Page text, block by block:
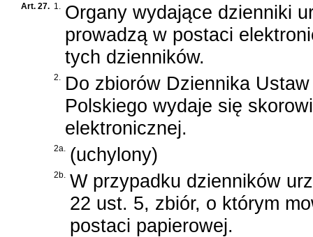
Art. 27. 1.
Organy wydające dzienniki
prowadzą w postaci
tych dzienników.
2.
Do zbiorów Dziennika
Polskiego wydaje się
elektronicznej.
2a. (uchylony)
2b.
W przypadku dzienników
22 ust. 5, zbiór, o którym
postaci papierowej.